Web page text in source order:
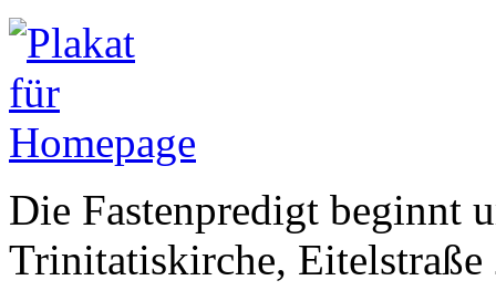
Die Fastenpredigt beginnt
Trinitatiskirche, Eitelstraße